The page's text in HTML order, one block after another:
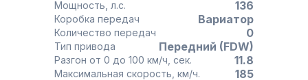
Мощность, л.с. 136
Коробка передач Вариатор
Количество передач 0
Тип привода Передний (FDW)
Разгон от 0 до 100 км/ч, сек. 11.8
Максимальная скорость, км/ч. 185